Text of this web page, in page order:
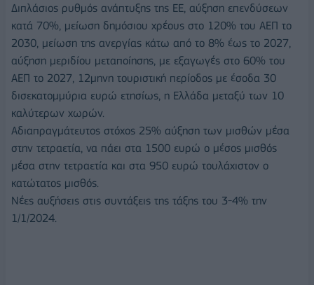
Διπλάσιος ρυθμός ανάπτυξης της ΕΕ, αύξηση επενδύσεων
κατά 70%, μείωση δημόσιου χρέους στο 120% του ΑΕΠ το
2030, μείωση της ανεργίας κάτω από το 8% έως το 2027,
αύξηση μεριδίου μεταποίησης, με εξαγωγές στο 60% του
ΑΕΠ το 2027, 12μηνη τουριστική περίοδος με έσοδα 30
δισεκατομμύρια ευρώ ετησίως, η Ελλάδα μεταξύ των 10
καλύτερων χωρών.
Αδιαπραγμάτευτος στόχος 25% αύξηση των μισθών μέσα
στην τετραετία, να πάει στα 1500 ευρώ ο μέσος μισθός
μέσα στην τετραετία και στα 950 ευρώ τουλάχιστον ο
κατώτατος μισθός.
Νέες αυξήσεις στις συντάξεις της τάξης του 3-4% την
1/1/2024.